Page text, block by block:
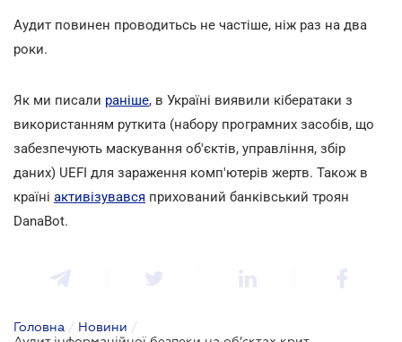
Аудит повинен проводитьсь не частіше, ніж раз на два
роки.
Як ми писали раніше, в Україні виявили кібератаки з
використанням руткита (набору програмних засобів, що
забезпечують маскування об'єктів, управління, збір
даних) UEFI для зараження комп'ютерів жертв. Також в
країні активізувався прихований банківський троян
DanaBot.
Головна / Новини /